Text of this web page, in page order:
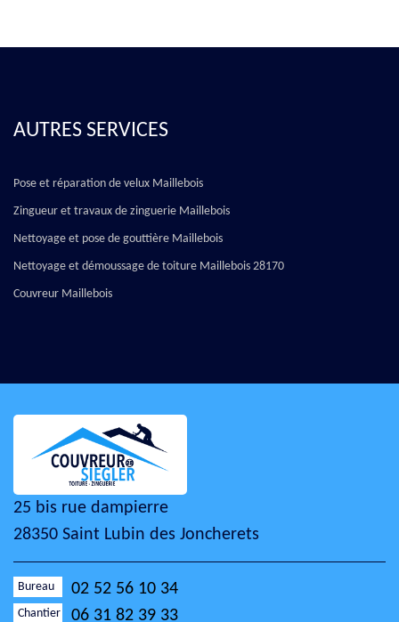
AUTRES SERVICES
Pose et réparation de velux Maillebois
Zingueur et travaux de zinguerie Maillebois
Nettoyage et pose de gouttière Maillebois
Nettoyage et démoussage de toiture Maillebois 28170
Couvreur Maillebois
25 bis rue dampierre
28350 Saint Lubin des Joncherets
Bureau 02 52 56 10 34
Chantier 06 31 82 39 33